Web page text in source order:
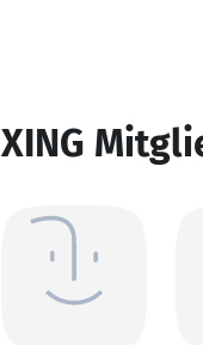
XING